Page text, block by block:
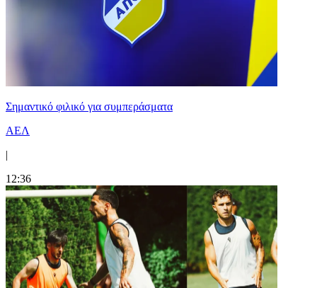
Σημαντικό φιλικό για συμπεράσματα
ΑΕΛ
|
12:36